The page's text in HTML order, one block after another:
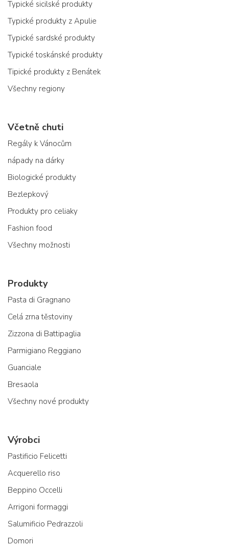
Typické sicilské produkty
Typické produkty z Apulie
Typické sardské produkty
Typické toskánské produkty
Tipické produkty z Benátek
Všechny regiony
Včetně chuti
Regály k Vánocům
nápady na dárky
Biologické produkty
Bezlepkový
Produkty pro celiaky
Fashion food
Všechny možnosti
Produkty
Pasta di Gragnano
Celá zrna těstoviny
Zizzona di Battipaglia
Parmigiano Reggiano
Guanciale
Bresaola
Všechny nové produkty
Výrobci
Pastificio Felicetti
Acquerello riso
Beppino Occelli
Arrigoni formaggi
Salumificio Pedrazzoli
Domori